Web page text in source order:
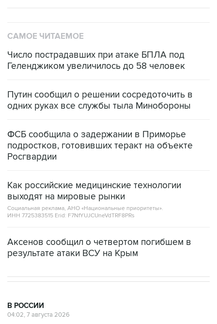
САМОЕ ЧИТАЕМОЕ
Число пострадавших при атаке БПЛА под
Геленджиком увеличилось до 58 человек
Путин сообщил о решении сосредоточить в
одних руках все службы тыла Минобороны
ФСБ сообщила о задержании в Приморье
подростков, готовивших теракт на объекте
Росгвардии
Как российские медицинские технологии
выходят на мировые рынки
Социальная реклама, АНО «Национальные приоритеты».
ИНН 7725383515 Erid: F7NfYUJCUneVdTRF8PRs
Аксенов сообщил о четвертом погибшем в
результате атаки ВСУ на Крым
В РОССИИ
04:02, 7 августа 2026